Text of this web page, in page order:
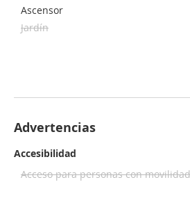
Ascensor
Jardín
Advertencias
Accesibilidad
Acceso para personas con